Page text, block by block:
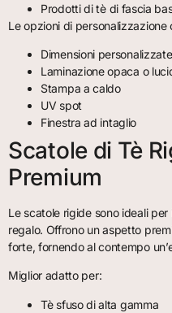
Prodotti di tè di fascia
Le opzioni di personalizzazione
Dimensioni personalizzate
Laminazione opaca o
Stampa a caldo
UV spot
Finestra ad intaglio
Scatole di Tè
Premium
Le scatole rigide sono ideali
regalo. Offrono un aspetto
forte, fornendo al contempo
Miglior adatto per:
Tè sfuso di alta gamma